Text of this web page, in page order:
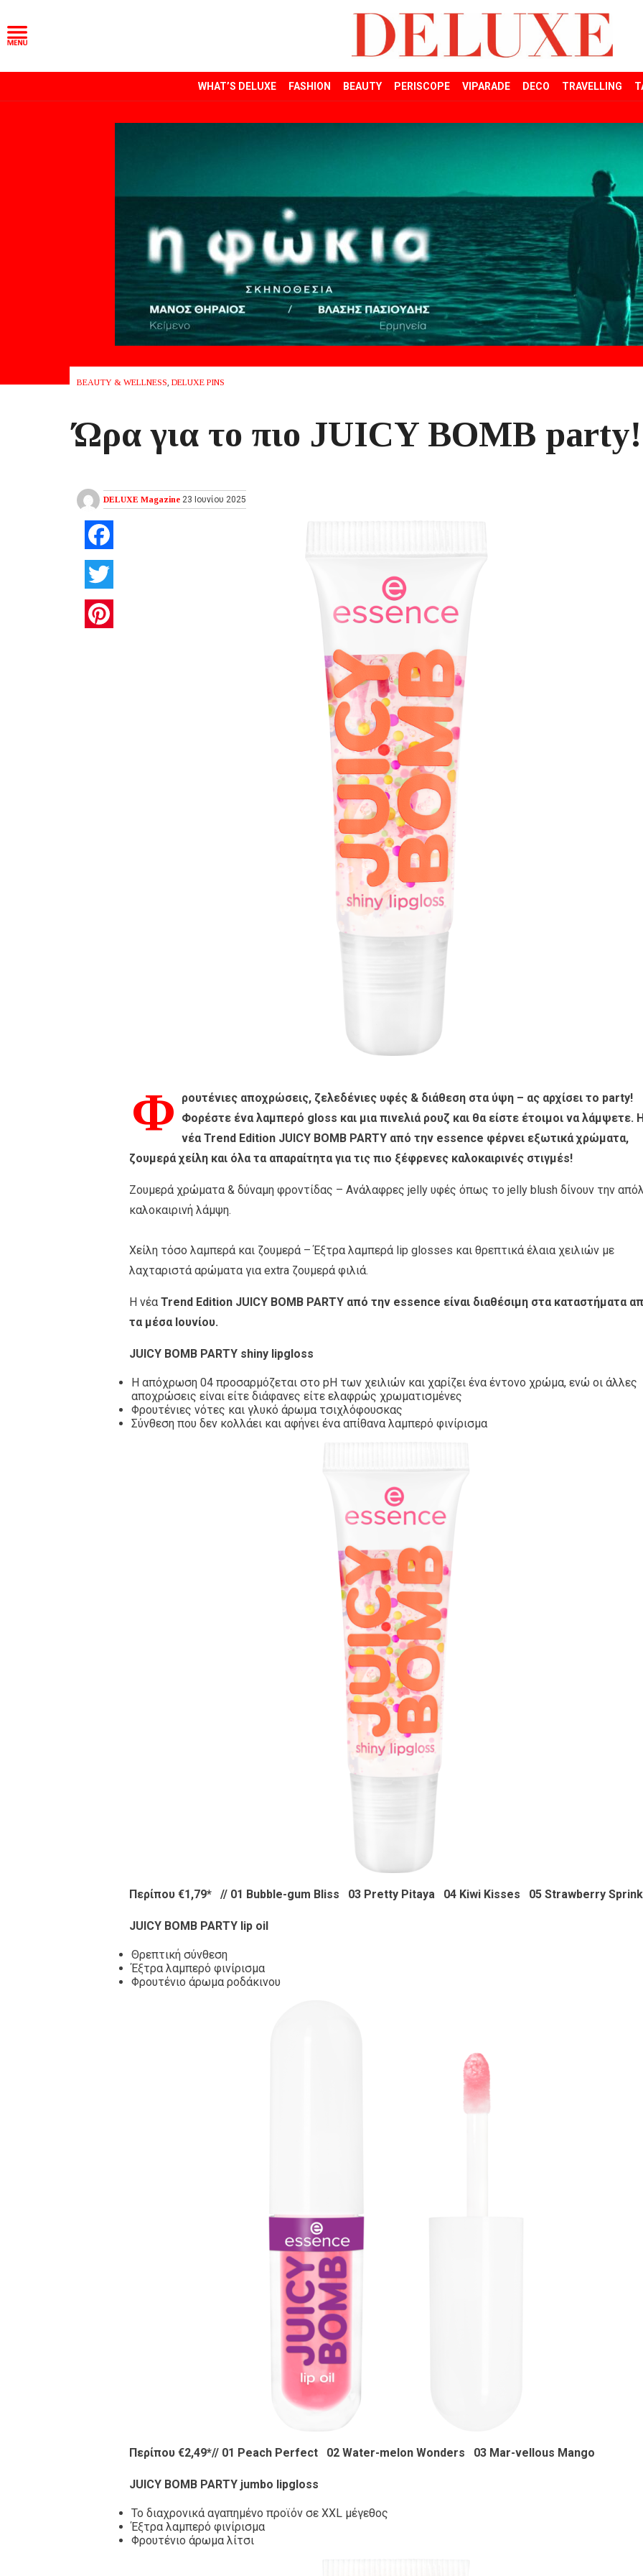
WHAT’S DELUXE FASHION BEAUTY PERISCOPE VIPARADE DECO TRAVELLING
BEAUTY & WELLNESS, DELUXE PINS
Ώρα για το πιο JUICY BOMB party!
DELUXE Magazine 23 Ιουνίου 2025
Φ
ρουτένιες αποχρώσεις, ζελεδένιες υφές & διάθεση στα ύψη – ας αρχίσει το party!
Φορέστε ένα λαμπερό gloss και μια πινελιά ρουζ και θα είστε έτοιμοι να λάμψετε.
νέα Trend Edition JUICY BOMB PARTY από την essence φέρνει εξωτικά χρώματα,
ζουμερά χείλη και όλα τα απαραίτητα για τις πιο ξέφρενες καλοκαιρινές στιγμέs!
Ζουμερά χρώματα & δύναμη φροντίδας – Ανάλαφρες jelly υφές όπως το jelly blush δίνουν την
καλοκαιρινή λάμψη.
Χείλη τόσο λαμπερά και ζουμερά – Έξτρα λαμπερά lip glosses και θρεπτικά έλαια χειλιών με
λαχταριστά αρώματα για extra ζουμερά φιλιά.
Η νέα Trend Edition JUICY BOMB PARTY από την essence είναι διαθέσιμη στα καταστήματα
τα μέσα Ιουνίου.
JUICY BOMB PARTY shiny lipgloss
Η απόχρωση 04 προσαρμόζεται στο pH των χειλιών και χαρίζει ένα έντονο χρώμα, ενώ οι άλλες
αποχρώσεις είναι είτε διάφανες είτε ελαφρώς χρωματισμένες
Φρουτένιες νότες και γλυκό άρωμα τσιχλόφουσκας
Σύνθεση που δεν κολλάει και αφήνει ένα απίθανα λαμπερό φινίρισμα
Περίπου €1,79* // 01 Bubble-gum Bliss 03 Pretty Pitaya 04 Kiwi Kisses 05 Strawberry
JUICY BOMB PARTY lip oil
Θρεπτική σύνθεση
Έξτρα λαμπερό φινίρισμα
Φρουτένιο άρωμα ροδάκινου
Περίπου €2,49*// 01 Peach Perfect 02 Water-melon Wonders 03 Mar-vellous Mango
JUICY BOMB PARTY jumbo lipgloss
Το διαχρονικά αγαπημένο προϊόν σε XXL μέγεθος
Έξτρα λαμπερό φινίρισμα
Φρουτένιο άρωμα λίτσι